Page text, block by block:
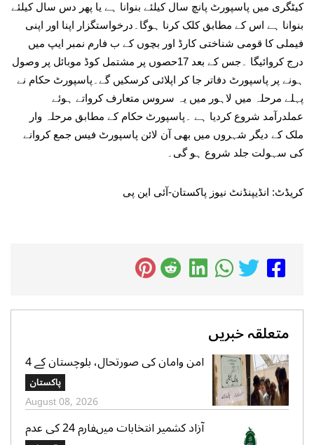
کیٹگری میں پاسپورٹ پانچ سال کیلئے بنوانا ہے یا پھر دس سال کیلئے
بنوانا ہے اس کے مطابق کلک کرنا ہوگا۔درخواستگزار اپنا اور اپنی
فیملی کا قومی شناختی کارڈ اور بچوں کے ب فارم نمبر ایپ میں
درج کروائیگا ۔جس کے بعد 17حصوں پر مشتمل کوڈ موبائل پر وصول
ہونے پر پاسپورٹ دفاتر جا کر اپلائی کرسکیں گے۔پاسپورٹ حکام نے
پہلے مرحلہ میں لاہور میں یہ سروس متعارف کرواتے ہوئے
عملدرآمد شروع کردیا ہے ۔پاسپورٹ حکام کے مطابق مرحلہ وار
ملک کے دیگر شہروں میں بھی آن لائن پاسپورٹ فیس جمع کروانے
کی سہولت جلد شروع ہو گی۔
کریڈٹ: انڈیپنڈنٹ نیوز پاکستان-آئی این پی
متعلقہ خبریں
امن وامان کی صورتحال، بلوچستان کے 4
بلدیاتی حلقوں میں آج ہونیوالی پولنگ
ملتوی
پاکستان
August 08, 2026
آزاد کشمیر انتخابات میںفارم 24 کی عدم